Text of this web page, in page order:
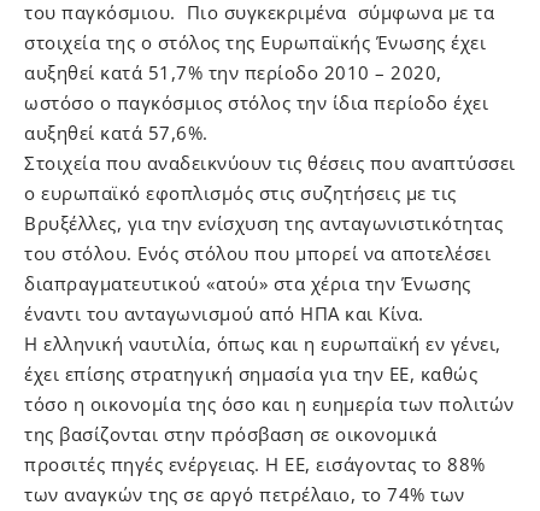
του παγκόσμιου. Πιο συγκεκριμένα σύμφωνα με τα
στοιχεία της ο στόλος της Ευρωπαϊκής Ένωσης έχει
αυξηθεί κατά 51,7% την περίοδο 2010 – 2020,
ωστόσο ο παγκόσμιος στόλος την ίδια περίοδο έχει
αυξηθεί κατά 57,6%.
Στοιχεία που αναδεικνύουν τις θέσεις που αναπτύσσει
ο ευρωπαϊκό εφοπλισμός στις συζητήσεις με τις
Βρυξέλλες, για την ενίσχυση της ανταγωνιστικότητας
του στόλου. Ενός στόλου που μπορεί να αποτελέσει
διαπραγματευτικού «ατού» στα χέρια την Ένωσης
έναντι του ανταγωνισμού από ΗΠΑ και Κίνα.
Η ελληνική ναυτιλία, όπως και η ευρωπαϊκή εν γένει,
έχει επίσης στρατηγική σημασία για την ΕΕ, καθώς
τόσο η οικονομία της όσο και η ευημερία των πολιτών
της βασίζονται στην πρόσβαση σε οικονομικά
προσιτές πηγές ενέργειας. Η ΕΕ, εισάγοντας το 88%
των αναγκών της σε αργό πετρέλαιο, το 74% των